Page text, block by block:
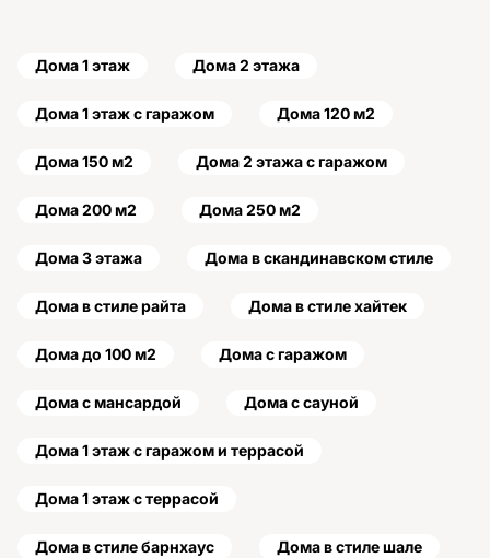
Дома 1 этаж Дома 2 этажа
Дома 1 этаж с гаражом Дома 120 м2
Дома 150 м2 Дома 2 этажа с гаражом
Дома 200 м2 Дома 250 м2
Дома 3 этажа Дома в скандинавском стиле
Дома в стиле райта Дома в стиле хайтек
Дома до 100 м2 Дома с гаражом
Дома с мансардой Дома с сауной
Дома 1 этаж с гаражом и террасой
Дома 1 этаж с террасой
Дома в стиле барнхаус Дома в стиле шале